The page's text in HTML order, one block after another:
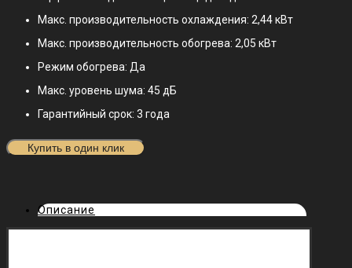
Макс. производительность охлаждения: 2,44 кВт
Макс. производительность обогрева: 2,05 кВт
Режим обогрева: Да
Макс. уровень шума: 45 дБ
Гарантийный срок: 3 года
Купить в один клик
Описание